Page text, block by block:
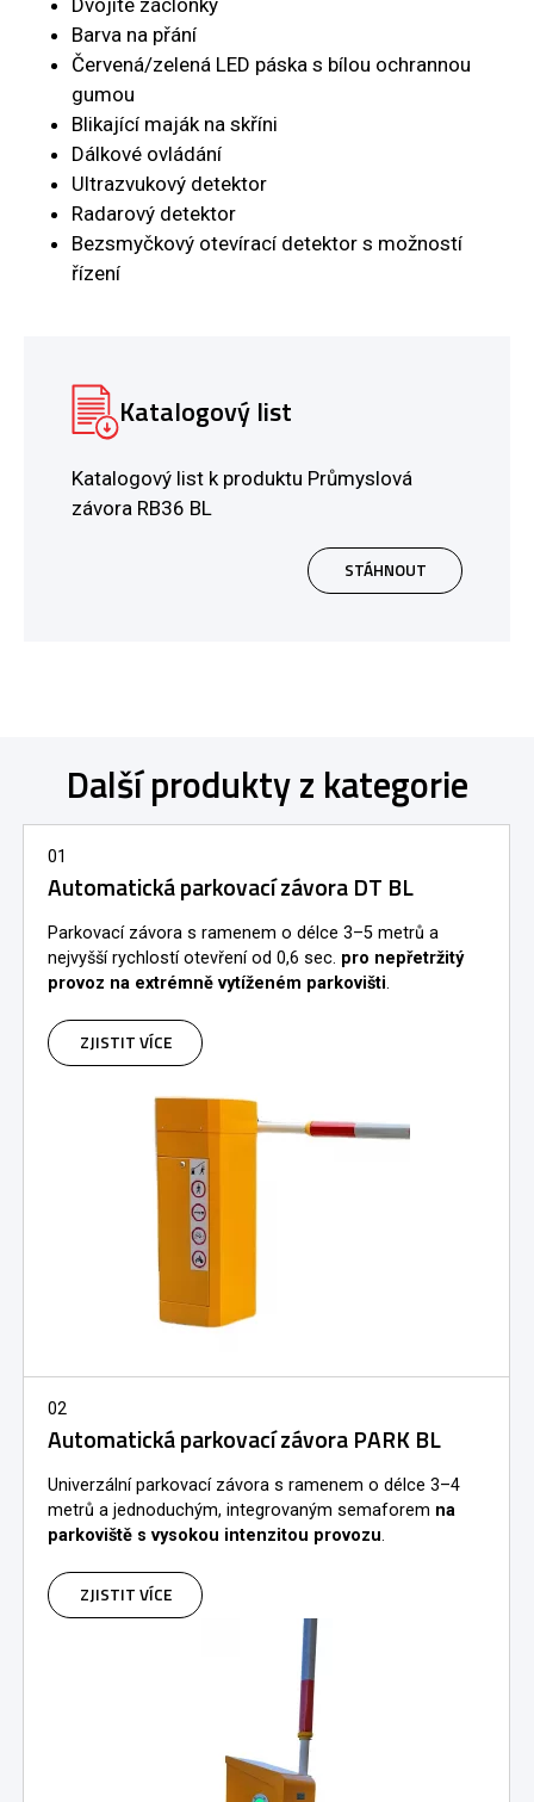
Barva na přání
Červená/zelená LED páska s bílou ochrannou
gumou
Blikající maják na skříni
Dálkové ovládání
Ultrazvukový detektor
Radarový detektor
Bezsmyčkový otevírací detektor s možností
řízení
Katalogový list
Katalogový list k produktu Průmyslová
závora RB36 BL
STÁHNOUT
Další produkty z kategorie
01
Automatická parkovací závora DT BL
Parkovací závora s ramenem o délce 3–5 metrů a
nejvyšší rychlostí otevření od 0,6 sec. pro nepřetržitý
provoz na extrémně vytíženém parkovišti.
ZJISTIT VÍCE
02
Automatická parkovací závora PARK BL
Univerzální parkovací závora s ramenem o délce 3–4
metrů a jednoduchým, integrovaným semaforem na
parkoviště s vysokou intenzitou provozu.
ZJISTIT VÍCE